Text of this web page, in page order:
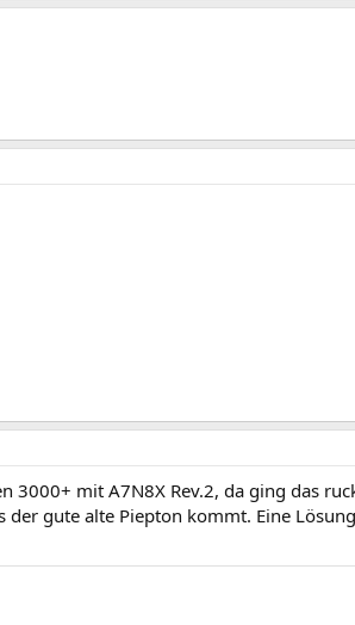
mit A7N8X Rev.2, da ging das
gute alte Piepton kommt. Eine